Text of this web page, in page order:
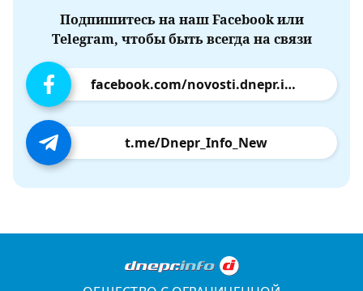
Подпишитесь на наш Facebook или
Telegram, чтобы быть всегда на связи
facebook.com/novosti.dnepr.info
t.me/Dnepr_Info_New